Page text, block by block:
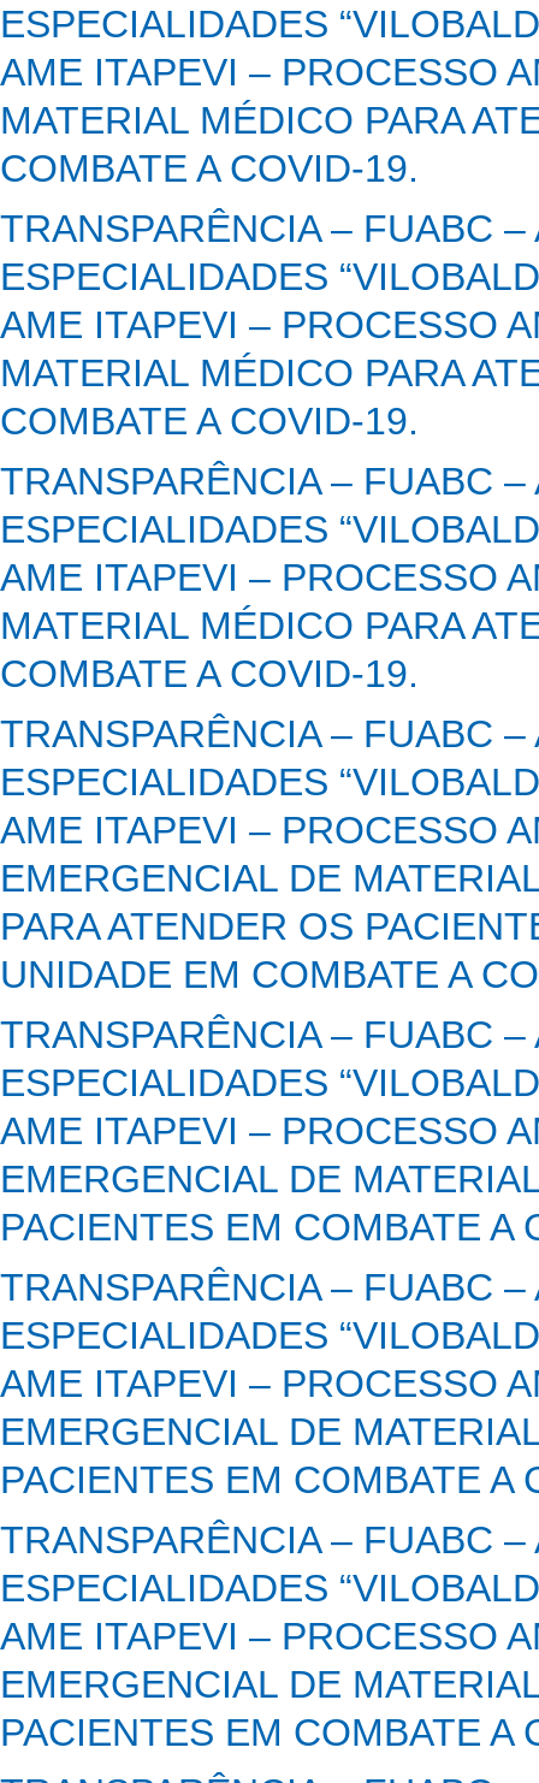
ESPECIALIDADES
AME ITAPEVI – PROCESSO
MATERIAL MÉDICO PARA
COMBATE A COVID-19.
TRANSPARÊNCIA – FUABC
ESPECIALIDADES
AME ITAPEVI – PROCESSO
MATERIAL MÉDICO PARA
COMBATE A COVID-19.
TRANSPARÊNCIA – FUABC
ESPECIALIDADES
AME ITAPEVI – PROCESSO
MATERIAL MÉDICO PARA
COMBATE A COVID-19.
TRANSPARÊNCIA – FUABC
ESPECIALIDADES
AME ITAPEVI – PROCESSO
EMERGENCIAL DE
PARA ATENDER OS
UNIDADE EM COMBATE A
TRANSPARÊNCIA – FUABC
ESPECIALIDADES
AME ITAPEVI – PROCESSO
EMERGENCIAL DE
PACIENTES EM COMBATE A
TRANSPARÊNCIA – FUABC
ESPECIALIDADES
AME ITAPEVI – PROCESSO
EMERGENCIAL DE
PACIENTES EM COMBATE A
TRANSPARÊNCIA – FUABC
ESPECIALIDADES
AME ITAPEVI – PROCESSO
EMERGENCIAL DE
PACIENTES EM COMBATE A